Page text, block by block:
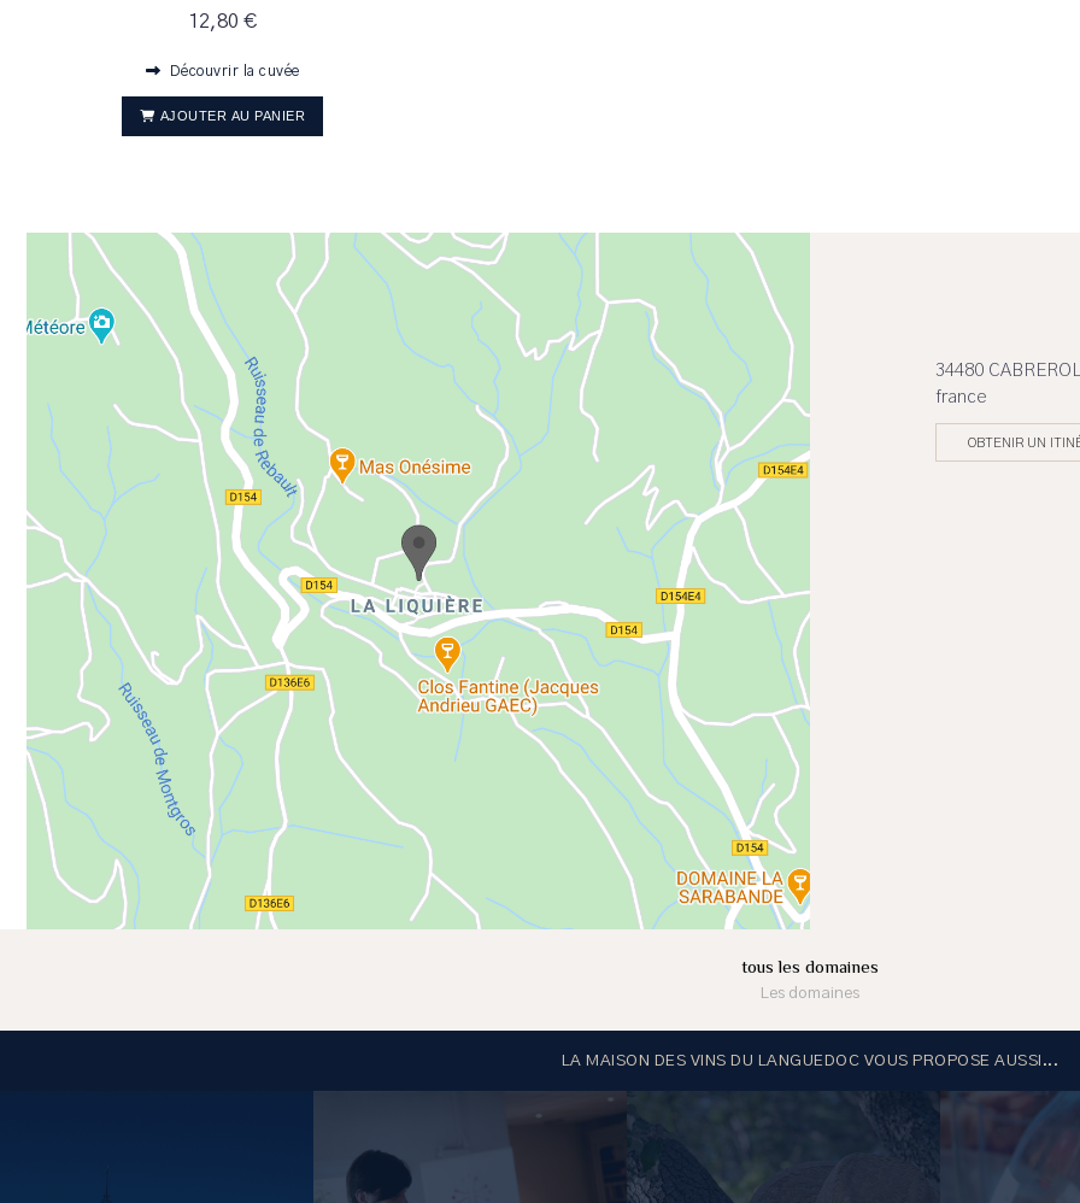
12,80 €
Découvrir la cuvée
AJOUTER AU PANIER
34480
france
OBTENIR UN
tous les domaines
Les domaines
LA MAISON DES VINS DU LANGUEDOC VOUS PROPOSE AUSSI...